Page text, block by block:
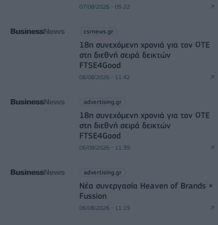
07/08/2026 - 05:22
csrnews.gr
18η συνεχόμενη χρονιά για τον ΟΤΕ
στη διεθνή σειρά δεικτών
FTSE4Good
06/08/2026 - 11:42
advertising.gr
18η συνεχόμενη χρονιά για τον ΟΤΕ
στη διεθνή σειρά δεικτών
FTSE4Good
06/08/2026 - 11:39
advertising.gr
Νέα συνεργασία Heaven of Brands ×
Fussion
06/08/2026 - 11:19